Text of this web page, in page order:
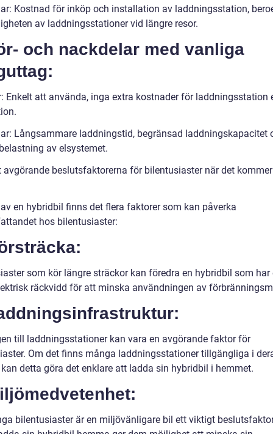
Kostnad för inköp och installation av laddningsstation,
av laddningsstationer vid längre resor.
och nackdelar med vanliga
Enkelt att använda, inga extra kostnader för laddningsstation
Långsammare laddningstid, begränsad laddningskapacitet
av elsystemet.
avgörande beslutsfaktorerna för bilentusiaster när det
en hybridbil finns det flera faktorer som kan påverka
hos bilentusiaster:
som kör längre sträckor kan föredra en hybridbil som har
räckvidd för att minska användningen av
till laddningsstationer kan vara en avgörande faktor för
Om det finns många laddningsstationer tillgängliga i
detta göra det enklare att ladda sin hybridbil i hemmet.
bilentusiaster är en miljövänligare bil ett viktigt